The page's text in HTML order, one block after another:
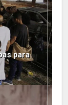
para